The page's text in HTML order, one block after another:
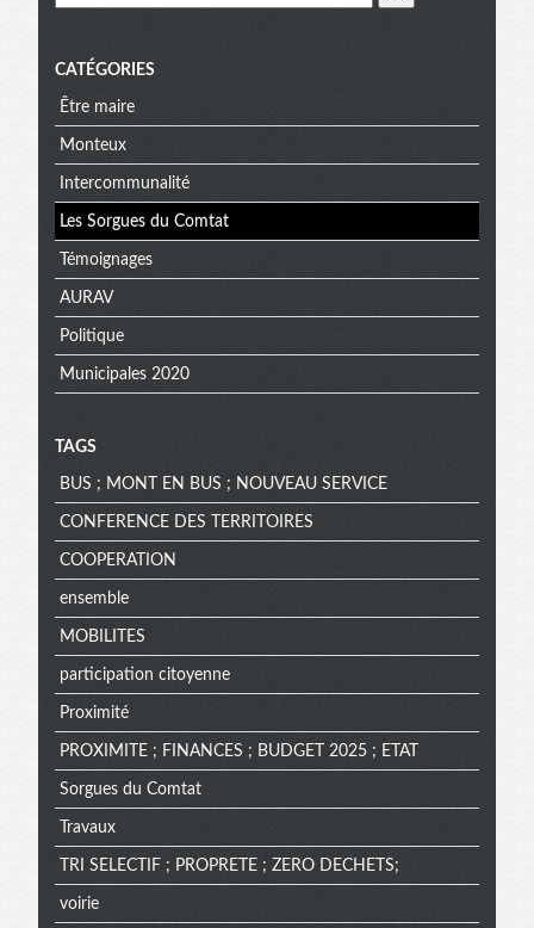
CATÉGORIES
Être maire
Monteux
Intercommunalité
Les Sorgues du Comtat
Témoignages
AURAV
Politique
Municipales 2020
TAGS
BUS ; MONT EN BUS ; NOUVEAU SERVICE
CONFERENCE DES TERRITOIRES
COOPERATION
ensemble
MOBILITES
participation citoyenne
Proximité
PROXIMITE ; FINANCES ; BUDGET 2025 ; ETAT
Sorgues du Comtat
Travaux
TRI SELECTIF ; PROPRETE ; ZERO DECHETS;
voirie